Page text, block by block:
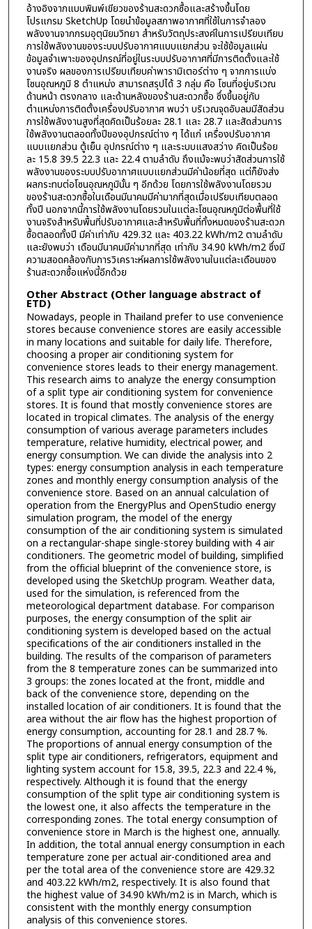
อ้างอิงจากแบบพิมพ์เขียวของร้านสะดวกซื้อและสร้างขึ้นโดย
โปรแกรม SketchUp โดยนำข้อมูลสภาพอากาศที่ใช้ในการจำลอง
พลังงานจากกรมอุตุนิยมวิทยา สำหรับวัตถุประสงค์ในการเปรียบเทียบ
การใช้พลังงานของระบบปรับอากาศแบบแยกส่วน จะใช้ข้อมูลแผ่น
ข้อมูลจำเพาะของอุปกรณ์ที่อยู่ในระบบปรับอากาศที่มีการติดตั้งและใช้
งานจริง ผลของการเปรียบเทียบค่าพารามิเตอร์ต่าง ๆ จากการแบ่ง
โซนอุณหภูมิ 8 ตำแหน่ง สามารถสรุปได้ 3 กลุ่ม คือ โซนที่อยู่บริเวณ
ด้านหน้า ตรงกลาง และด้านหลังของร้านสะดวกซื้อ ซึ่งขึ้นอยู่กับ
ตำแหน่งการติดตั้งเครื่องปรับอากาศ พบว่า บริเวณจุดอับลมมีสัดส่วน
การใช้พลังงานสูงที่สุดคิดเป็นร้อยละ 28.1 และ 28.7 และสัดส่วนการ
ใช้พลังงานตลอดทั้งปีของอุปกรณ์ต่าง ๆ ได้แก่ เครื่องปรับอากาศ
แบบแยกส่วน ตู้เย็น อุปกรณ์ต่าง ๆ และระบบแสงสว่าง คิดเป็นร้อย
ละ 15.8 39.5 22.3 และ 22.4 ตามลำดับ ถึงแม้จะพบว่าสัดส่วนการใช้
พลังงานของระบบปรับอากาศแบบแยกส่วนมีค่าน้อยที่สุด แต่ก็ยังส่ง
ผลกระทบต่อโซนอุณหภูมินั้น ๆ อีกด้วย โดยการใช้พลังงานโดยรวม
ของร้านสะดวกซื้อในเดือนมีนาคมมีค่ามากที่สุดเมื่อเปรียบเทียบตลอด
ทั้งปี นอกจากนี้การใช้พลังงานโดยรวมในแต่ละโซนอุณหภูมิต่อพื้นที่ใช้
งานจริงสำหรับพื้นที่ปรับอากาศและสำหรับพื้นที่ทั้งหมดของร้านสะดวก
ซื้อตลอดทั้งปี มีค่าเท่ากับ 429.32 และ 403.22 kWh/m2 ตามลำดับ
และยังพบว่า เดือนมีนาคมมีค่ามากที่สุด เท่ากับ 34.90 kWh/m2 ซึ่งมี
ความสอดคล้องกับการวิเคราะห์ผลการใช้พลังงานในแต่ละเดือนของ
ร้านสะดวกซื้อแห่งนี้อีกด้วย
Other Abstract (Other language abstract of
ETD)
Nowadays, people in Thailand prefer to use convenience
stores because convenience stores are easily accessible
in many locations and suitable for daily life. Therefore,
choosing a proper air conditioning system for
convenience stores leads to their energy management.
This research aims to analyze the energy consumption
of a split type air conditioning system for convenience
stores. It is found that mostly convenience stores are
located in tropical climates. The analysis of the energy
consumption of various average parameters includes
temperature, relative humidity, electrical power, and
energy consumption. We can divide the analysis into 2
types: energy consumption analysis in each temperature
zones and monthly energy consumption analysis of the
convenience store. Based on an annual calculation of
operation from the EnergyPlus and OpenStudio energy
simulation program, the model of the energy
consumption of the air conditioning system is simulated
on a rectangular-shape single-storey building with 4 air
conditioners. The geometric model of building, simplified
from the official blueprint of the convenience store, is
developed using the SketchUp program. Weather data,
used for the simulation, is referenced from the
meteorological department database. For comparison
purposes, the energy consumption of the split air
conditioning system is developed based on the actual
specifications of the air conditioners installed in the
building. The results of the comparison of parameters
from the 8 temperature zones can be summarized into
3 groups: the zones located at the front, middle and
back of the convenience store, depending on the
installed location of air conditioners. It is found that the
area without the air flow has the highest proportion of
energy consumption, accounting for 28.1 and 28.7 %.
The proportions of annual energy consumption of the
split type air conditioners, refrigerators, equipment and
lighting system account for 15.8, 39.5, 22.3 and 22.4 %,
respectively. Although it is found that the energy
consumption of the split type air conditioning system is
the lowest one, it also affects the temperature in the
corresponding zones. The total energy consumption of
convenience store in March is the highest one, annually.
In addition, the total annual energy consumption in each
temperature zone per actual air-conditioned area and
per the total area of the convenience store are 429.32
and 403.22 kWh/m2, respectively. It is also found that
the highest value of 34.90 kWh/m2 is in March, which is
consistent with the monthly energy consumption
analysis of this convenience stores.